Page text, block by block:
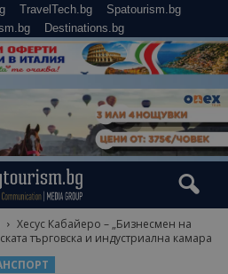
TravelTech.bg
Spatourism.bg
Destinations.bg
Хесус Кабайеро – „Бизнесмен на
търговска и индустриална камара